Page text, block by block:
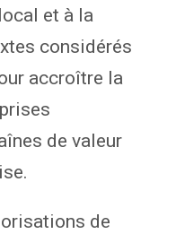
et à la
considérés
accroître la
de valeur
de